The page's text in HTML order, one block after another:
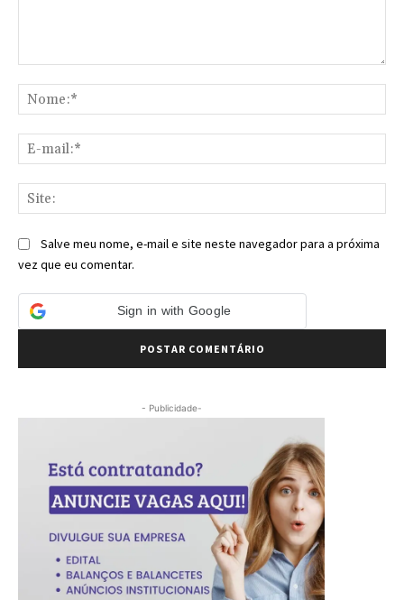
Salve meu nome, e-mail e site neste navegador para a próxima
vez que eu comentar.
Sign in with Google
- Publicidade-